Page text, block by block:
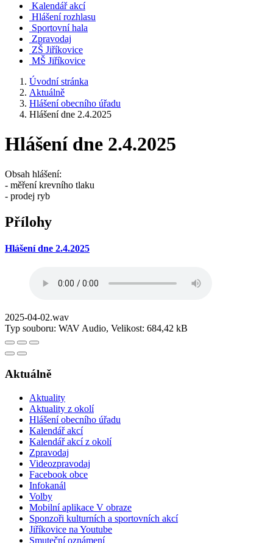
Kalendář akcí
Hlášení rozhlasu
Sportovní hala
Zpravodaj
ZŠ Jiříkovice
MŠ Jiříkovice
Úvodní stránka
Aktuálně
Hlášení obecního úřadu
Hlášení dne 2.4.2025
Hlášení dne 2.4.2025
Obsah hlášení:
- měření krevního tlaku
- prodej ryb
Přílohy
Hlášení dne 2.4.2025
2025-04-02.wav
Typ souboru: WAV Audio, Velikost: 684,42 kB
Aktuálně
Aktuality
Aktuality z okolí
Hlášení obecního úřadu
Kalendář akcí
Kalendář akcí z okolí
Zpravodaj
Videozpravodaj
Facebook obce
Infokanál
Volby
Mobilní aplikace V obraze
Sponzoři kulturních a sportovních akcí
Jiříkovice na Youtube
Smuteční oznámení